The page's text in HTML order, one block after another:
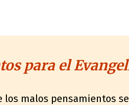
para el
los malos pensamientos